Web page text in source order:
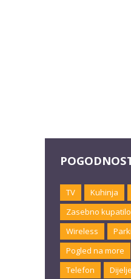
TV Kuhinja
Zasebno kupatilo
Wireless
Pogled na more
Telefon